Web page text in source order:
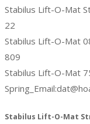
Stabilus Lift-O-Mat
22
Stabilus Lift-O-Mat
809
Stabilus Lift-O-Mat
Stabilus Lift-O-Mat